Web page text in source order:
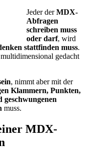
Jeder derMDX-
Abfragen
schreiben muss
oder darf, wird
stattfinden muss.
gedacht
, nimmt aber mit der
Klammern, Punkten,
geschwungenen
muss.
MDX-